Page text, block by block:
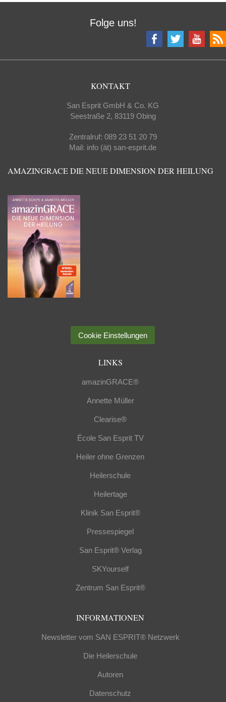
Folge uns!
KONTAKT
San Esprit GmbH & Co. KG
Seestraße 2, 83119 Obing
Zentralruf: 089 23 51 20 79
Mail: info (ät) san-esprit.de
AMAZINGRACE DIE NEUE DIMENSION DER HEILUNG
Cookie Einstellungen
LINKS
amazinGRACE®
Annette Müller
Clearise®
École San Esprit TV
Heiler ohne Grenzen
Heilerschule
Heilertage
Klinik San Esprit®
Pressespiegel
San Esprit® Verlag
SKYourself
Zentrum San Esprit®
INFORMATIONEN
Newsletter vom SAN ESPRIT® Netzwerk
Die Heilerschule
Autoren
Datenschutz